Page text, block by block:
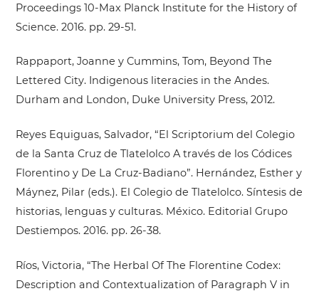
Proceedings 10-Max Planck Institute for the History of
Science. 2016. pp. 29-51.
Rappaport, Joanne y Cummins, Tom, Beyond The
Lettered City. Indigenous literacies in the Andes.
Durham and London, Duke University Press, 2012.
Reyes Equiguas, Salvador, “El Scriptorium del Colegio
de la Santa Cruz de Tlatelolco A través de los Códices
Florentino y De La Cruz-Badiano”. Hernández, Esther y
Máynez, Pilar (eds.). El Colegio de Tlatelolco. Síntesis de
historias, lenguas y culturas. México. Editorial Grupo
Destiempos. 2016. pp. 26-38.
Ríos, Victoria, “The Herbal Of The Florentine Codex:
Description and Contextualization of Paragraph V in